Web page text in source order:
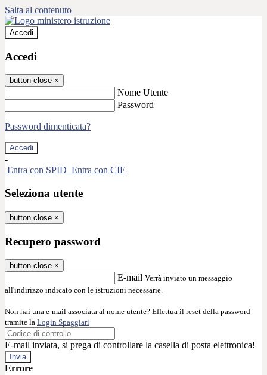
Salta al contenuto
Accedi
Accedi
button close ×
Nome Utente
Password
Password dimenticata?
-
Entra con SPID Entra con CIE
Seleziona utente
button close ×
Recupero password
button close ×
E-mail Verrà inviato un messaggio
all'indirizzo indicato con le istruzioni necessarie.
Non hai una e-mail associata al nome utente? Effettua il reset della password
tramite la Login Spaggiari
E-mail inviata, si prega di controllare la casella di posta elettronica!
Errore